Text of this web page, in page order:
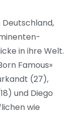
in ihre Welt.
Famous»
(27),
und Diego
wie